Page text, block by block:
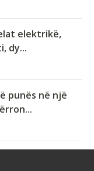
elektrikë,
dy...
punës në një